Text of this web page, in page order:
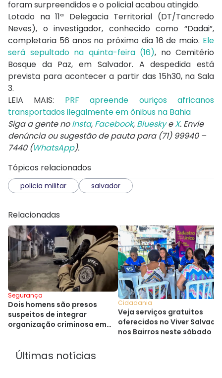
foram surpreendidos e o policial acabou atingido.
Lotado na 11ª Delegacia Territorial (DT/Tancredo
Neves), o investigador, conhecido como “Dadai”,
completaria 56 anos no próximo dia 16 de maio. Ele
será sepultado na quinta-feira (16), no Cemitério
Bosque da Paz, em Salvador. A despedida está
prevista para acontecer a partir das 15h30, na Sala
3.
LEIA MAIS: PRF apreende ouriços africanos
transportados ilegalmente em ônibus na Bahia
Siga a gente noInsta, Facebook, BlueskyeX. Envie
denúncia ou sugestão de pauta para (71) 99940 –
7440 (WhatsApp).
Tópicos relacionados
policia militar salvador
Relacionadas
Segurança
Dois homens são presos
suspeitos de integrar
organização criminosa em
Cidadania
Veja serviços gratuitos
oferecidos no Viver
nos Bairros neste sábado
Últimas notícias